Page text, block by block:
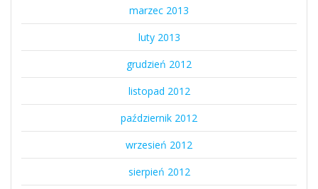
marzec 2013
luty 2013
grudzień 2012
listopad 2012
październik 2012
wrzesień 2012
sierpień 2012